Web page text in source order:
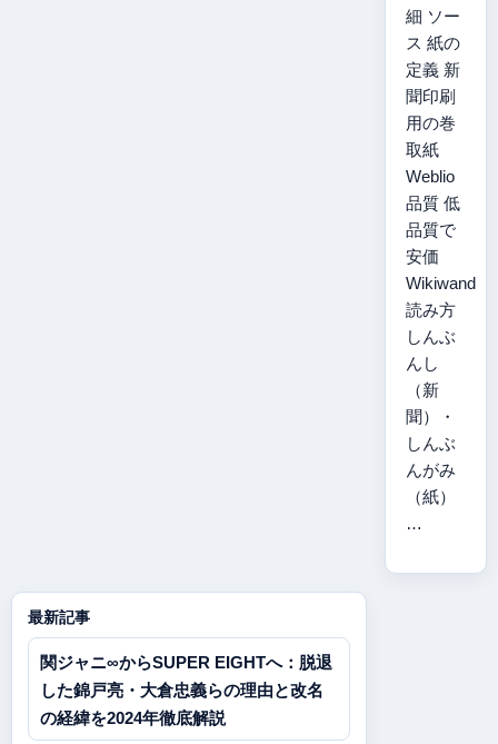
細 ソー
ス 紙の
定義 新
聞印刷
用の巻
取紙
Weblio
品質 低
品質で
安価
Wikiwand
読み方
しんぶ
んし
（新
聞）・
しんぶ
んがみ
（紙）
…
最新記事
関ジャニ∞からSUPER EIGHTへ：脱退
した錦戸亮・大倉忠義らの理由と改名
の経緯を2024年徹底解説